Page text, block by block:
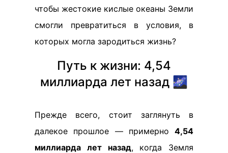
чтобы жестокие кислые океаны Земли
смогли превратиться в условия, в
которых могла зародиться жизнь?
Путь к жизни: 4,54
миллиарда лет назад 🌌
Прежде всего, стоит заглянуть в
далекое прошлое — примерно 4,54
миллиарда лет назад, когда Земля